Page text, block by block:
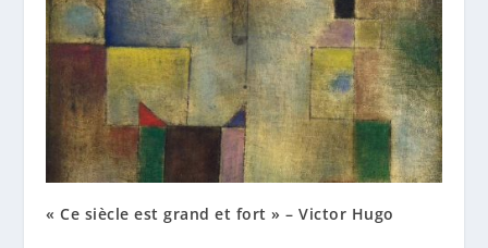
« Ce siècle est grand et fort » – Victor Hugo